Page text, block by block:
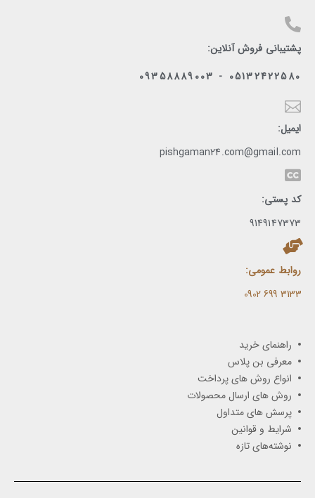
پشتیبانی فروش آنلاین:
05132422580 - 09358889003
ایمیل:
pishgaman24.com@gmail.com
کد پستی:
9149147373
روابط عمومی:
3133 699 0902​
راهنمای خرید
معرفی بن پلاس
انواع روش های پرداخت
روش های ارسال محصولات
پرسش های متداول
شرایط و قوانین
نوشته‌های تازه